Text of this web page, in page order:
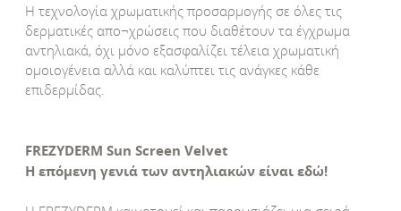
Η τεχνολογία χρωματικής προσαρμογής σε όλες τις
δερματικές απο¬χρώσεις που διαθέτoυν τα έγχρωμα
αντηλιακά, όχι μόνο εξασφαλίζει τέλεια χρωματική
ομοιογένεια αλλά και καλύπτει τις ανάγκες κάθε
επιδερμίδας.
FREZYDERM Sun Screen Velvet
Η επόμενη γενιά των αντηλιακών είναι εδώ!